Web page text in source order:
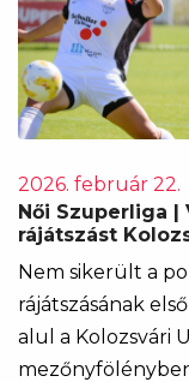
2026. február 22.
Női Szuperliga
rájátszást
Nem sikerült a
rájátszásának
alul a Kolozsvári